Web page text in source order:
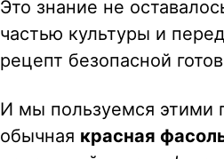
Это знание не
частью культуры и
рецепт безопасной
И мы пользуемся
обычная красная